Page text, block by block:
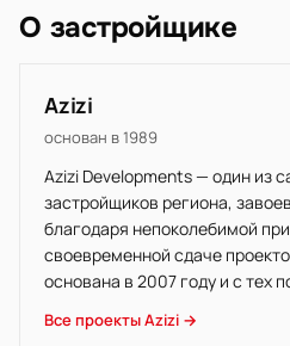
О застройщике
Azizi
основан в 1989
Azizi Developments — один из
застройщиков региона,
благодаря непоколебимой
своевременной сдаче
основана в 2007 году и с тех
Все проекты Azizi →